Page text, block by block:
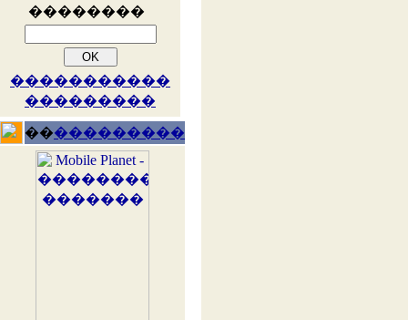
��������
�����������
���������
�����������